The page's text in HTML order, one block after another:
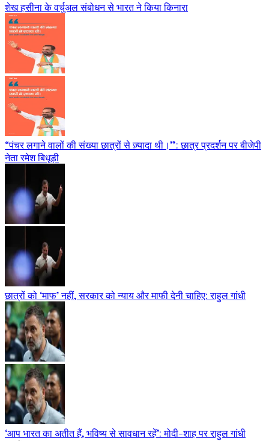
शेख हसीना के वर्चुअल संबोधन से भारत ने किया किनारा
“पंचर लगाने वालों की संख्या छात्रों से ज़्यादा थी।”: छात्र प्रदर्शन पर बीजेपी
नेता रमेश बिधूड़ी
छात्रों को ‘माफ’ नहीं, सरकार को न्याय और माफी देनी चाहिए: राहुल गांधी
‘आप भारत का अतीत हैं, भविष्य से सावधान रहें’: मोदी-शाह पर राहुल गांधी